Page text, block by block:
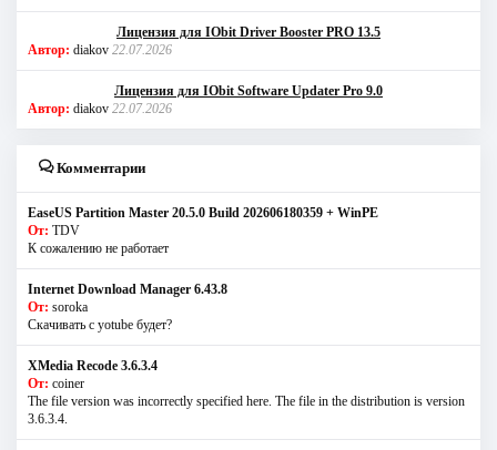
Лицензия для IObit Driver Booster PRO 13.5
Автор: diakov 22.07.2026
Лицензия для IObit Software Updater Pro 9.0
Автор: diakov 22.07.2026
Комментарии
EaseUS Partition Master 20.5.0 Build 202606180359 + WinPE
От: TDV
К сожалению не работает
Internet Download Manager 6.43.8
От: soroka
Скачивать с yotube будет?
XMedia Recode 3.6.3.4
От: coiner
The file version was incorrectly specified here. The file in the distribution is version
3.6.3.4.